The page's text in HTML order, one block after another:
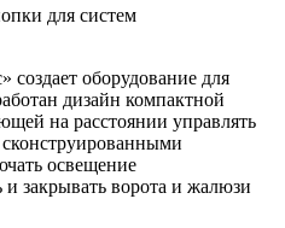
для систем
оборудование для
дизайн компактной
на расстоянии управлять
освещение
закрывать ворота и жалюзи